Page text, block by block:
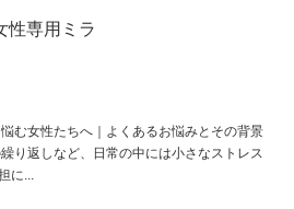
性専用ミラ
む女性たちへ｜よくあるお悩みとその背景
り返しなど、日常の中には小さなストレス
に...